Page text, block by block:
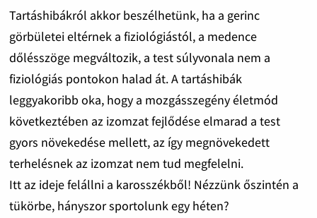
Tartáshibákról akkor beszélhetünk, ha a gerinc
görbületei eltérnek a fiziológiástól, a medence
dőlésszöge megváltozik, a test súlyvonala nem a
fiziológiás pontokon halad át. A tartáshibák
leggyakoribb oka, hogy a mozgásszegény életmód
következtében az izomzat fejlődése elmarad a test
gyors növekedése mellett, az így megnövekedett
terhelésnek az izomzat nem tud megfelelni.
Itt az ideje felállni a karosszékből! Nézzünk őszintén a
tükörbe, hányszor sportolunk egy héten?